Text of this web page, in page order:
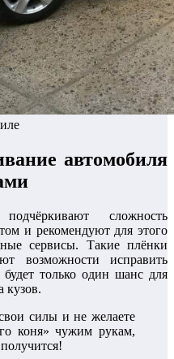
автомобиля
сложность
и рекомендуют для этого
сервисы. Такие плёнки
возможности исправить
только один шанс для
кузов.
силы и не желаете
коня» чужим рукам,